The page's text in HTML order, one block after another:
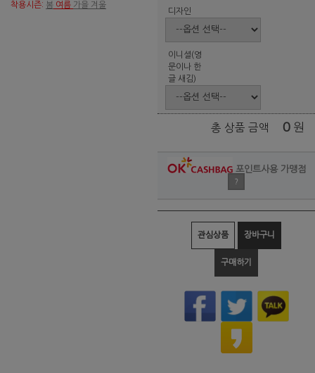
착용시즌: 봄 여름 가을 겨울
디자인
이니셜(영
문이나 한
글 새김)
총 상품 금액 0 원
포인트사용 가맹점
?
관심상품 장바구니
구매하기